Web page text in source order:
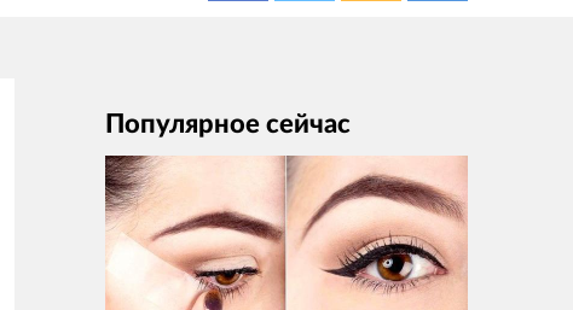
Популярное сейчас